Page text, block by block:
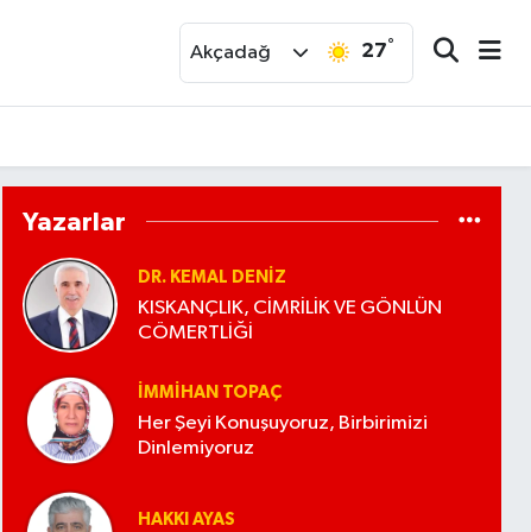
Akçadağ 27°
Yazarlar
DR. KEMAL DENIZ
KISKANÇLIK, CİMRİLİK VE GÖNLÜN
CÖMERTLİĞİ
İMMIHAN TOPAÇ
Her Şeyi Konuşuyoruz, Birbirimizi
Dinlemiyoruz
HAKKI AYAS